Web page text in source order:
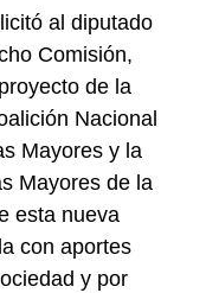
al diputado
Comisión,
de la
Nacional
Mayores y la
Mayores de la
esta nueva
con aportes
y por